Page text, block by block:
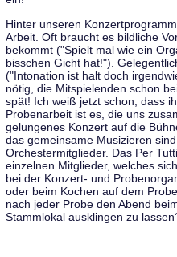
Hinter unseren
Arbeit. Oft braucht es bildliche
bekommt ("Spielt mal wie ein
bisschen Gicht hat!").
("Intonation ist halt doch
nötig, die Mitspielenden schon
spät! Ich weiß jetzt schon, dass
Probenarbeit ist es, die uns
gelungenes Konzert auf die
das gemeinsame Musizieren
Orchestermitglieder. Das Per
einzelnen Mitglieder, welches
bei der Konzert- und
oder beim Kochen auf dem
nach jeder Probe den Abend
Stammlokal ausklingen zu